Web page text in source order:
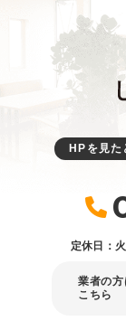
HPを見た
定休日：
業者の方
こちら